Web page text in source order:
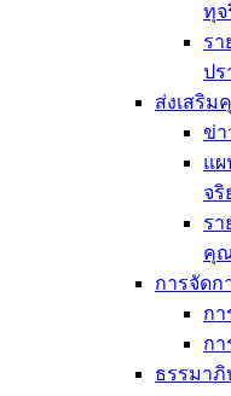
ทุจ
รา
ปร
ส่งเสริม
ข่า
แ
จริ
รา
คุ
การจัดก
กา
กา
ธรรมาภิ